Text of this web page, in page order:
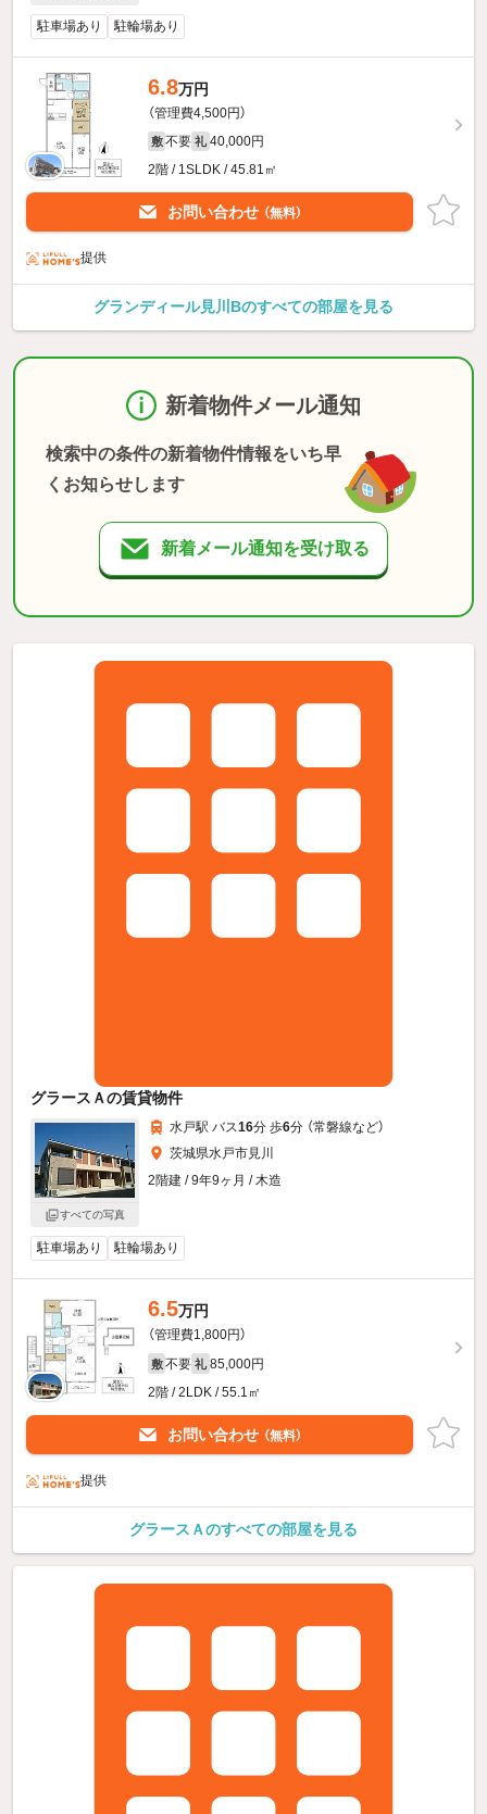
駐車場あり 駐輪場あり
6.8万円
（管理費4,500円）
敷 不要 礼 40,000円
2階 / 1SLDK / 45.81㎡
お問い合わせ （無料）
提供
グランディール見川Bのすべての部屋を見る
新着物件メール通知
検索中の条件の新着物件情報をいち早
くお知らせします
新着メール通知を受け取る
グラースＡの賃貸物件
すべての写真
水戸駅 バス16分 歩6分 （常磐線など）
茨城県水戸市見川
2階建 / 9年9ヶ月 / 木造
駐車場あり 駐輪場あり
6.5万円
（管理費1,800円）
敷 不要 礼 85,000円
2階 / 2LDK / 55.1㎡
お問い合わせ （無料）
提供
グラースＡのすべての部屋を見る